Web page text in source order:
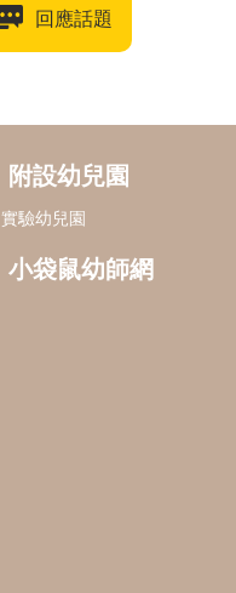
回應話題
附設幼兒園
實驗幼兒園
小袋鼠幼師網